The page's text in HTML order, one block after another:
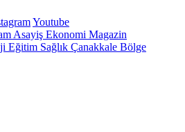
Youtube
Asayiş Ekonomi Magazin
Eğitim Sağlık Çanakkale Bölge